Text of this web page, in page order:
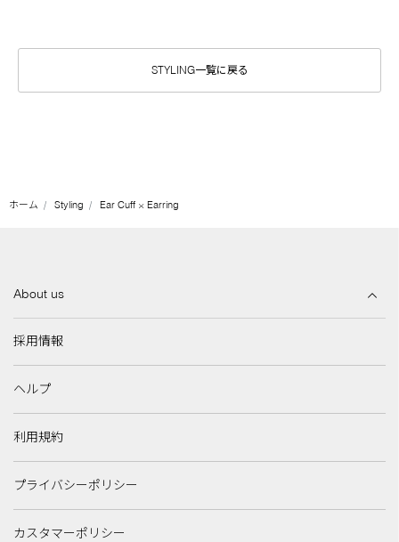
STYLING一覧に戻る
ホーム Styling Ear Cuff × Earring
About us
採用情報
ヘルプ
利用規約
プライバシーポリシー
カスタマーポリシー